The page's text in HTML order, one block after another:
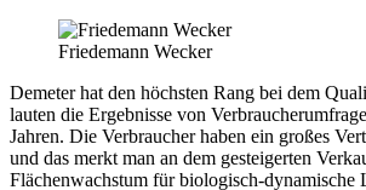
Friedemann Wecker
Demeter hat den höchsten Rang bei dem
lauten die Ergebnisse von
Jahren. Die Verbraucher haben ein großes
und das merkt man an dem gesteigerten
Flächenwachstum für biologisch-dynamische